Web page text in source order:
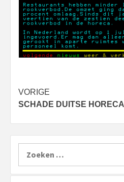
Bericht
navigatie
VORIGE
SCHADE DUITSE HORECA
naar: